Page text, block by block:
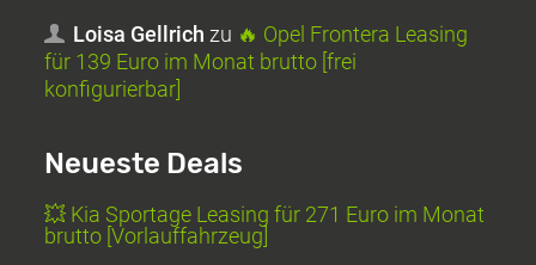
Loisa Gellrich zu 🔥 Opel Frontera Leasing
für 139 Euro im Monat brutto [frei
konfigurierbar]
Neueste Deals
💥 Kia Sportage Leasing für 271 Euro im Monat
brutto [Vorlauffahrzeug]